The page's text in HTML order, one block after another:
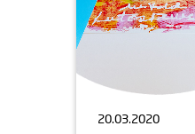
20.03.2020